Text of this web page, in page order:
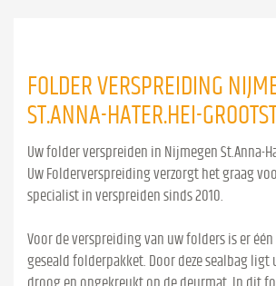
FOLDER VERSPREIDING
ST.ANNA-HATER.HEI-
Uw folder verspreiden in Nijmegen St.Anna-
Uw Folderverspreiding verzorgt het graag
specialist in verspreiden sinds 2010.
Voor de verspreiding van uw folders is er
geseald folderpakket. Door deze sealbag ligt
droog en ongekreukt op de deurmat. In dit